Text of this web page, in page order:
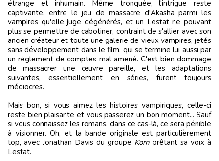
étrange et inhumain. Même tronquée, l'intrigue reste
captivante, entre le jeu de massacre d'Akasha parmi les
vampires qu'elle juge dégénérés, et un Lestat ne pouvant
plus se permettre de cabotiner, contraint de s'allier avec son
ancien créateur et toute une galerie de vieux vampires, jetés
sans développement dans le film, qui se termine lui aussi par
un règlement de comptes mal amené. C'est bien dommage
de massacrer une œuvre pareille, et les adaptations
suivantes, essentiellement en séries, furent toujours
médiocres.
Mais bon, si vous aimez les histoires vampiriques, celle-ci
reste bien plaisante et vous passerez un bon moment... Sauf
si vous connaissez les romans, dans ce cas-là, ce sera pénible
à visionner. Oh, et la bande originale est particulièrement
top, avec Jonathan Davis du groupe Korn prêtant sa voix à
Lestat.